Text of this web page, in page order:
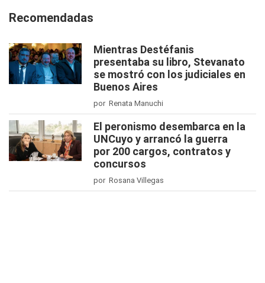
Recomendadas
Mientras Destéfanis
presentaba su libro, Stevanato
se mostró con los judiciales en
Buenos Aires
por Renata Manuchi
El peronismo desembarca en la
UNCuyo y arrancó la guerra
por 200 cargos, contratos y
concursos
por Rosana Villegas